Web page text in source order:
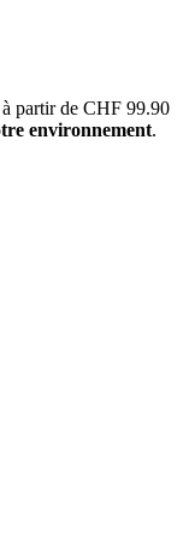
à partir de CHF 99.90
environnement.